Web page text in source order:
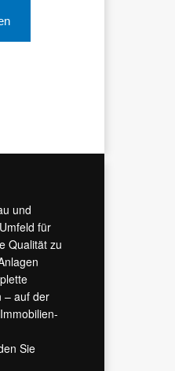
und
für
Qualität zu
– auf der
Sie